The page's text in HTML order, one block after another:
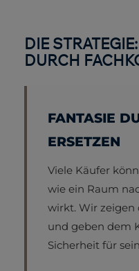
DIE
DURCH
FANTASIE
ERSETZEN
Viele Käufer
wie ein Raum
wirkt. Wir zeigen
und geben dem
Sicherheit für